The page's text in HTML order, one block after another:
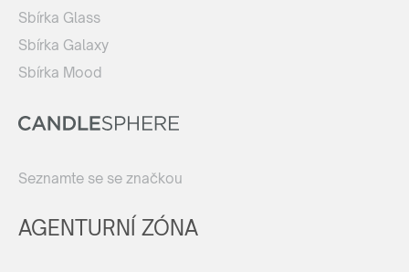
Sbírka Glass
Sbírka Galaxy
Sbírka Mood
Seznamte se se značkou
AGENTURNÍ ZÓNA